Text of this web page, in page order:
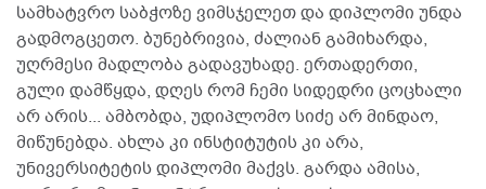
სამხატვრო საბჭოზე ვიმსჯელეთ და დიპლომი უნდა
გადმოგცეთო. ბუნებრივია, ძალიან გამიხარდა,
უღრმესი მადლობა გადავუხადე. ერთადერთი,
გული დამწყდა, დღეს რომ ჩემი სიდედრი ცოცხალი
არ არის... ამბობდა, უდიპლომო სიძე არ მინდაო,
მიწუნებდა. ახლა კი ინსტიტუტის კი არა,
უნივერსიტეტის დიპლომი მაქვს. გარდა ამისა,